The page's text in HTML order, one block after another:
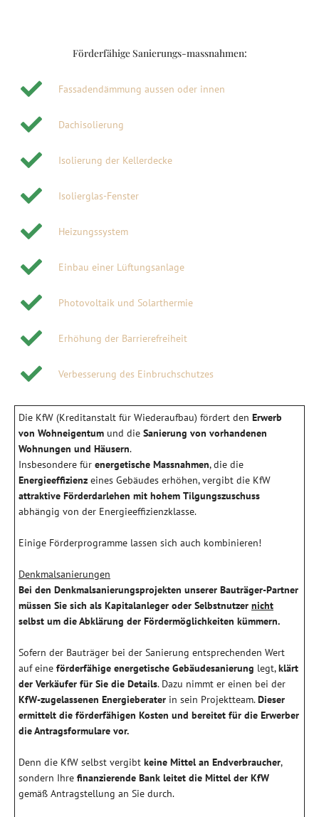
Förderfähige Sanierungs-massnahmen:
Fassadendämmung aussen oder innen
Dachisolierung
Isolierung der Kellerdecke
Isolierglas-Fenster
Heizungssystem
Einbau einer Lüftungsanlage
Photovoltaik und Solarthermie
Erhöhung der Barrierefreiheit
Verbesserung des Einbruchschutzes
Die KfW (Kreditanstalt für Wiederaufbau) fördert den Erwerb
von Wohneigentum und die Sanierung von vorhandenen
Wohnungen und Häusern.
Insbesondere für energetische Massnahmen, die die
Energieeffizienz eines Gebäudes erhöhen, vergibt die KfW
attraktive Förderdarlehen mit hohem Tilgungszuschuss
abhängig von der Energieeffizienzklasse.
Einige Förderprogramme lassen sich auch kombinieren!
Denkmalsanierungen
Bei den Denkmalsanierungsprojekten unserer Bauträger-Partner
müssen Sie sich als Kapitalanleger oder Selbstnutzer nicht
selbst um die Abklärung der Fördermöglichkeiten kümmern.
Sofern der Bauträger bei der Sanierung entsprechenden Wert
auf eine förderfähige energetische Gebäudesanierung legt,klärt
der Verkäufer für Sie die Details. Dazu nimmt er einen bei der
KfW-zugelassenen Energieberater in sein Projektteam.Dieser
ermittelt die förderfähigen Kosten und bereitet für die Erwerber
die Antragsformulare vor.
Denn die KfW selbst vergibt keine Mittel an Endverbraucher,
sondern Ihre finanzierende Bank leitet die Mittel der KfW
gemäß Antragstellung an Sie durch.